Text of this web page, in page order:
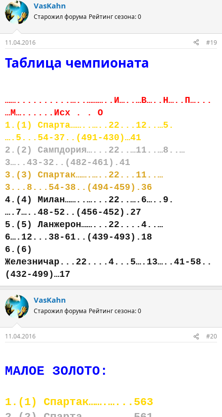
VasKahn
Старожил форума Рейтинг сезона: 0
11.04.2016 #19
Таблица чемпионата
……..........…..………..И…..…В…..Н…..П…...
…М…......Исх . . О
1.(1) Спарта……..…..22...12..…5.
….5...54-37..(491-430)…41
2.(2) Сампдория…...22..…11..…8..…
3…..43-32..(482-461).41
3.(3) Спартак…….…..22...11..…
3...8...54-38..(494-459).36
4.(4) Милан……..…...22..….6…..9.
….7…..48-52..(456-452).27
5.(5) Ланжерон……...22....4..…
6….12...38-61..(439-493).18
6.(6)
Железничар...22....4...5….13…..41-58..
(432-499)…17
VasKahn
Старожил форума Рейтинг сезона: 0
11.04.2016 #20
МАЛОЕ ЗОЛОТО:
1.(1) Спартак…….…...563